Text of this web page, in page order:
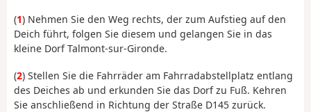
(1) Nehmen Sie den Weg rechts, der zum Aufstieg auf den
Deich führt, folgen Sie diesem und gelangen Sie in das
kleine Dorf Talmont-sur-Gironde.
(2) Stellen Sie die Fahrräder am Fahrradabstellplatz entlang
des Deiches ab und erkunden Sie das Dorf zu Fuß. Kehren
Sie anschließend in Richtung der Straße D145 zurück.